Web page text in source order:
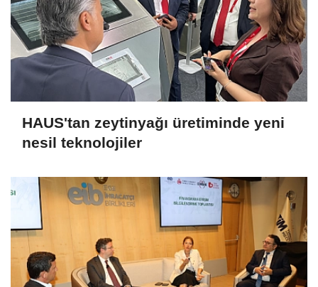
HAUS'tan zeytinyağı üretiminde yeni
nesil teknolojiler